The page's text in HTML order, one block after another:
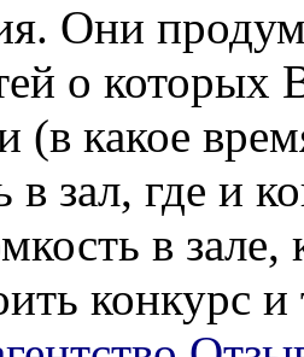
Они
о
(в какое
в зал, где и
в
конкурс